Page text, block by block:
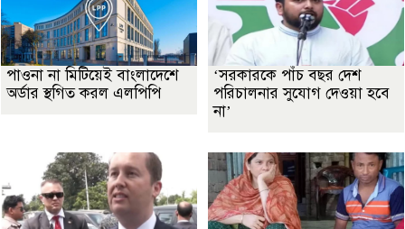
পাওনা না মিটিয়েই বাংলাদেশে
অর্ডার স্থগিত করল এলপিপি
‘সরকারকে পাঁচ বছর দেশ
পরিচালনার সুযোগ দেওয়া হবে
না’